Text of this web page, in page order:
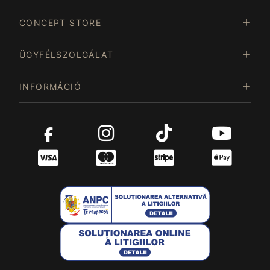
CONCEPT STORE
ÜGYFÉLSZOLGÁLAT
INFORMÁCIÓ